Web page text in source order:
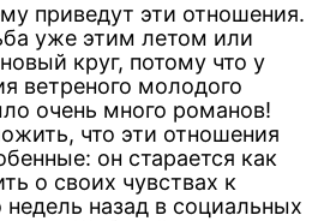
приведут эти отношения.
уже этим летом или
круг, потому что у
ветреного молодого
очень много романов!
что эти отношения
он старается как
о своих чувствах к
недель назад в социальных